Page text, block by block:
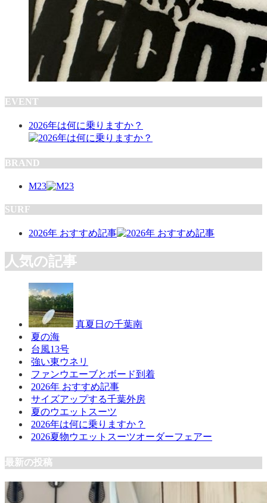
EVENT
2026年は何に乗りますか？
BRAND
M23
SURF
2026年 おすすめ記事
人気の記事
真夏日の千葉南
夏の海
台風13号
強い東ウネリ
ファンウエーブとボード到着
2026年 おすすめ記事
サイズアップする千葉外房
夏のウエットスーツ
2026年は何に乗りますか？
2026夏物ウエットスーツオーダーフェアー
最新の投稿